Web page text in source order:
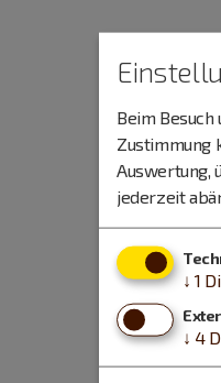
Beim
Zustimmung
Auswertung,
jederzeit
↓ 1
↓ 4